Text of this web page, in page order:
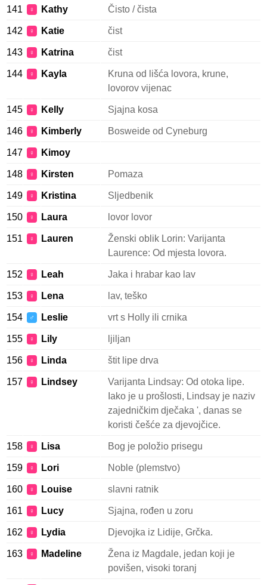
141 ♀ Kathy Čisto / čista
142 ♀ Katie čist
143 ♀ Katrina čist
144 ♀ Kayla
Kruna od lišća lovora, krune,
lovorov vijenac
145 ♀ Kelly Sjajna kosa
146 ♀ Kimberly Bosweide od Cyneburg
147 ♀ Kimoy
148 ♀ Kirsten Pomaza
149 ♀ Kristina Sljedbenik
150 ♀ Laura lovor lovor
151 ♀ Lauren
Ženski oblik Lorin: Varijanta
Laurence: Od mjesta lovora.
152 ♀ Leah Jaka i hrabar kao lav
153 ♀ Lena lav, teško
154 ♂ Leslie vrt s Holly ili crnika
155 ♀ Lily ljiljan
156 ♀ Linda štit lipe drva
157 ♀ Lindsey
Varijanta Lindsay: Od otoka lipe.
Iako je u prošlosti, Lindsay je naziv
zajedničkim dječaka ', danas se
koristi češće za djevojčice.
158 ♀ Lisa Bog je položio prisegu
159 ♀ Lori Noble (plemstvo)
160 ♀ Louise slavni ratnik
161 ♀ Lucy Sjajna, rođen u zoru
162 ♀ Lydia Djevojka iz Lidije, Grčka.
163 ♀ Madeline
Žena iz Magdale, jedan koji je
povišen, visoki toranj